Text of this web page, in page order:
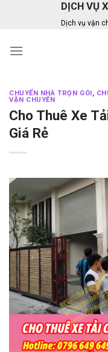
DỊCH VỤ
Dịch vụ vận
CHUYỂN NHÀ TRỌN GÓI ,
VẬN CHUYỂN
Cho Thuê Xe
Giá Rẻ